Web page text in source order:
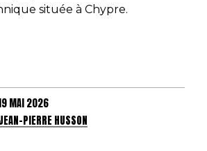
située à Chypre.
MAI 2026
PIERRE HUSSON